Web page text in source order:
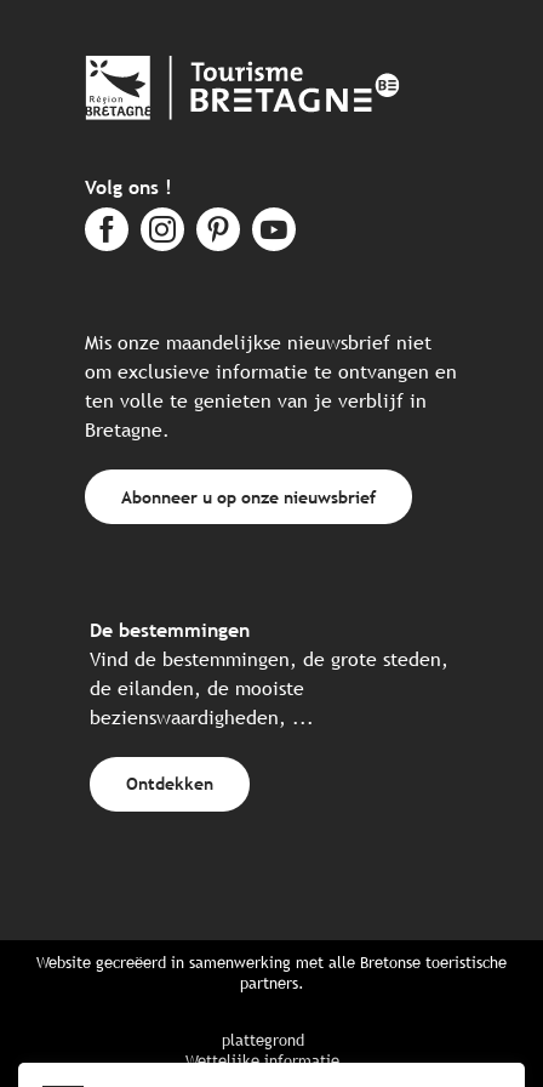
Volg ons !
Mis onze maandelijkse nieuwsbrief niet
om exclusieve informatie te ontvangen en
ten volle te genieten van je verblijf in
Bretagne.
Abonneer u op onze nieuwsbrief
De bestemmingen
Vind de bestemmingen, de grote steden,
de eilanden, de mooiste
bezienswaardigheden, ...
Ontdekken
Website gecreëerd in samenwerking met alle Bretonse toeristische
partners.
plattegrond
Wettelijke informatie